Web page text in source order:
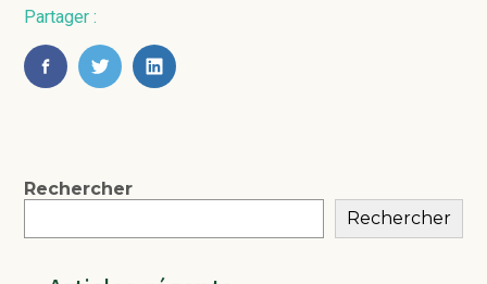
Partager :
FaceBook
TwitterLinkedIn
Blog
sidebar
Rechercher
Rechercher